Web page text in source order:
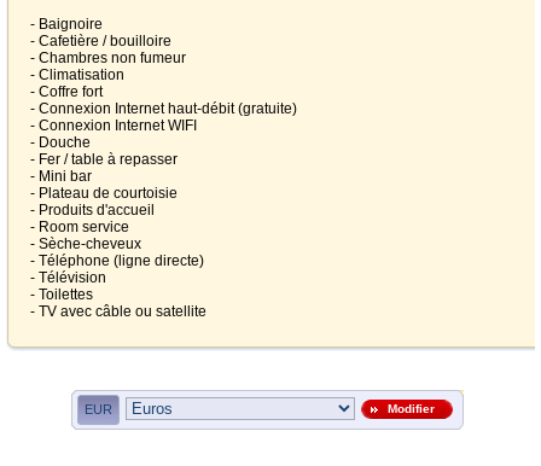
- Baignoire
- Cafetière / bouilloire
- Chambres non fumeur
- Climatisation
- Coffre fort
- Connexion Internet haut-débit (gratuite)
- Connexion Internet WIFI
- Douche
- Fer / table à repasser
- Mini bar
- Plateau de courtoisie
- Produits d'accueil
- Room service
- Sèche-cheveux
- Téléphone (ligne directe)
- Télévision
- Toilettes
- TV avec câble ou satellite
EUR Modifier